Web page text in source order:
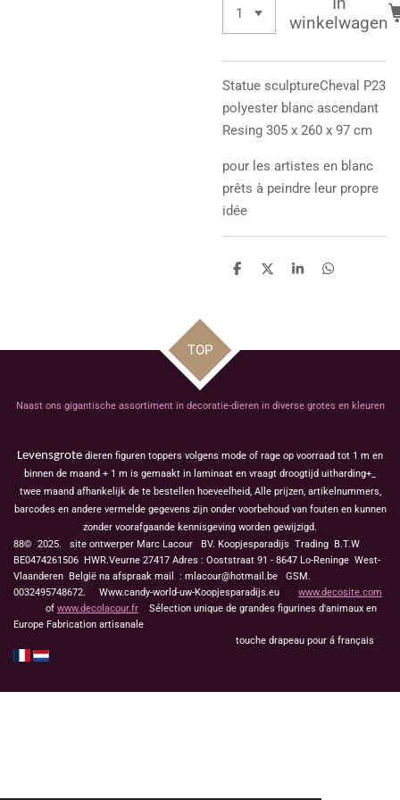
winkelwagen
Statue sculptureCheval P23
polyester blanc ascendant
Resing 305 x 260 x 97 cm
pour les artistes en blanc
prêts à peindre leur propre
idée
D
D
S
D
TOP
Naast ons gigantische assortiment in decoratie-dieren in diverse grotes en kleuren
Levensgrote dieren figuren toppers volgens mode of rage op voorraad tot 1 m en
binnen de maand + 1 m is gemaakt in laminaat en vraagt droogtijd uitharding+_
twee maand afhankelijk de te bestellen hoeveelheid, Alle prijzen, artikelnummers,
barcodes en andere vermelde gegevens zijn onder voorbehoud van fouten en kunnen
zonder voorafgaande kennisgeving worden gewijzigd.
88© 2025. site ontwerper Marc Lacour BV. Koopjesparadijs Trading
B.T.W
BE0474261506 HWR.Veurne 27417 Adres : Ooststraat 91 - 8647 Lo-Reninge West-
Vlaanderen België na afspraak mail : mlacour@hotmail.be GSM.
0032495748672. Www.candy-world-uw-Koopjesparadijs.eu www.decosite.com
of www.decolacour.fr Sélection unique de grandes figurines d'animaux en
Europe Fabrication artisanale
touche drapeau pour á français